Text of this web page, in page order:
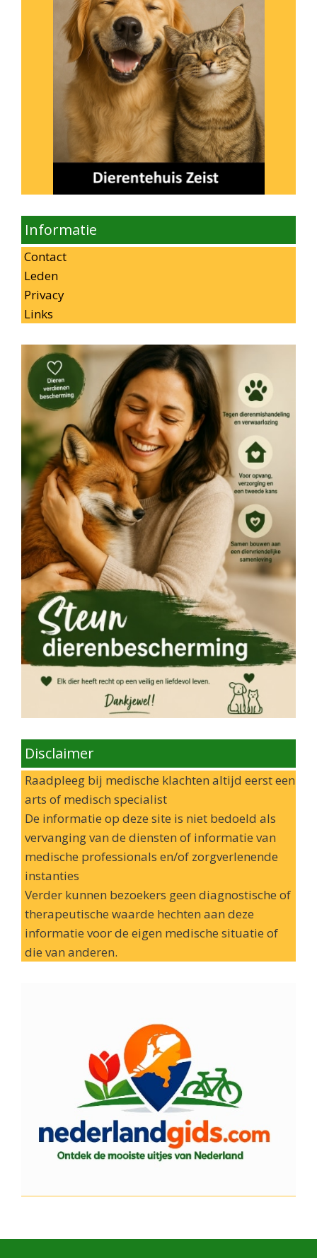
Informatie
Contact
Leden
Privacy
Links
Disclaimer
Raadpleeg bij medische klachten altijd eerst een
arts of medisch specialist
De informatie op deze site is niet bedoeld als
vervanging van de diensten of informatie van
medische professionals en/of zorgverlenende
instanties
Verder kunnen bezoekers geen diagnostische of
therapeutische waarde hechten aan deze
informatie voor de eigen medische situatie of
die van anderen.